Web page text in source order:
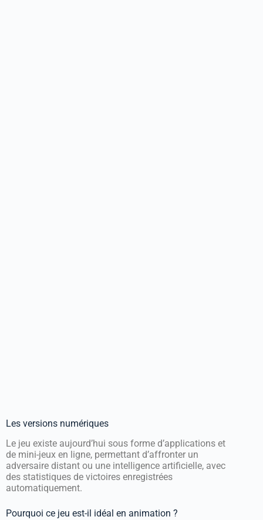
Les versions numériques
Le jeu existe aujourd’hui sous forme d’applications et
de mini-jeux en ligne, permettant d’affronter un
adversaire distant ou une intelligence artificielle, avec
des statistiques de victoires enregistrées
automatiquement.
Pourquoi ce jeu est-il idéal en animation ?